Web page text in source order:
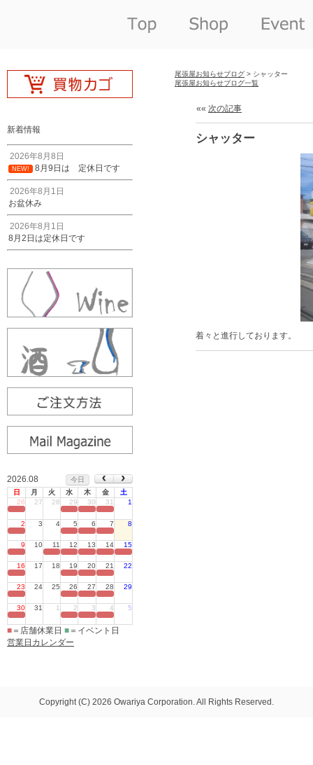
新着情報
2026年8月8日
NEW! 8月9日は 定休日です
2026年8月1日
お盆休み
2026年8月1日
8月2日は定休日です
2026.08
今日
日
月 火 水 木 金
土
26
27 28 29 30 31 1
2 3 4 5 6 7 8
9 10 11 12 13 14 15
16 17 18 19 20 21 22
23 24 25 26 27 28 29
30 31 1 2 3 4 5
■ ＝店舗休業日 ■ ＝イベント日
営業日カレンダー
尾張屋お知らせブログ > シャッター
尾張屋お知らせブログ一覧
«« 次の記事
シャッター
着々と進行しております。
Copyright (C) 2026 Owariya Corporation. All Rights Reserved.